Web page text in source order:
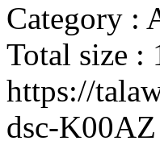
Category :
Total size :
https://
dsc-K00AZ